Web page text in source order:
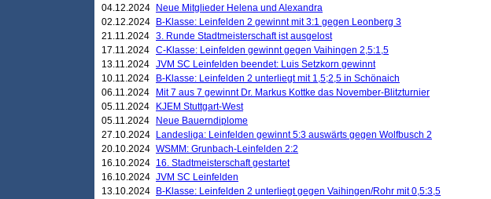
04.12.2024
Neue Mitglieder Helena und Alexandra
02.12.2024
B-Klasse: Leinfelden 2 gewinnt mit 3:1 gegen Leonberg 3
21.11.2024 3. Runde Stadtmeisterschaft ist ausgelost
17.11.2024 C-Klasse: Leinfelden gewinnt gegen Vaihingen 2,5:1,5
13.11.2024 JVM SC Leinfelden beendet: Luis Setzkorn gewinnt
10.11.2024
B-Klasse: Leinfelden 2 unterliegt mit 1,5;2,5 in Schönaich
06.11.2024
Mit 7 aus 7 gewinnt Dr. Markus Kottke das November-Blitzturnier
05.11.2024
KJEM Stuttgart-West
05.11.2024
Neue Bauerndiplome
27.10.2024
Landesliga: Leinfelden gewinnt 5:3 auswärts gegen Wolfbusch 2
20.10.2024 WSMM: Grunbach-Leinfelden 2:2
16.10.2024 16. Stadtmeisterschaft gestartet
16.10.2024 JVM SC Leinfelden
13.10.2024
B-Klasse: Leinfelden 2 unterliegt gegen Vaihingen/Rohr mit 0,5:3,5